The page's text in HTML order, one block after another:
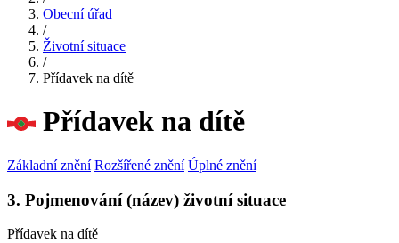
Obecní úřad
/
Životní situace
/
Přídavek na dítě
Přídavek na dítě
Základní znění Rozšířené znění Úplné znění
3. Pojmenování (název) životní situace
Přídavek na dítě